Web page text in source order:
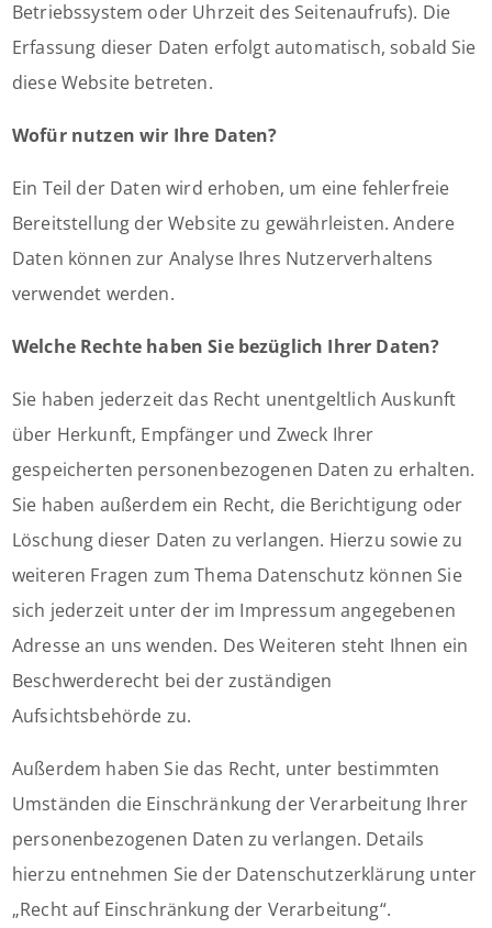
Betriebssystem oder Uhrzeit des Seitenaufrufs). Die
Erfassung dieser Daten erfolgt automatisch, sobald Sie
diese Website betreten.
Wofür nutzen wir Ihre Daten?
Ein Teil der Daten wird erhoben, um eine fehlerfreie
Bereitstellung der Website zu gewährleisten. Andere
Daten können zur Analyse Ihres Nutzerverhaltens
verwendet werden.
Welche Rechte haben Sie bezüglich Ihrer Daten?
Sie haben jederzeit das Recht unentgeltlich Auskunft
über Herkunft, Empfänger und Zweck Ihrer
gespeicherten personenbezogenen Daten zu erhalten.
Sie haben außerdem ein Recht, die Berichtigung oder
Löschung dieser Daten zu verlangen. Hierzu sowie zu
weiteren Fragen zum Thema Datenschutz können Sie
sich jederzeit unter der im Impressum angegebenen
Adresse an uns wenden. Des Weiteren steht Ihnen ein
Beschwerderecht bei der zuständigen
Aufsichtsbehörde zu.
Außerdem haben Sie das Recht, unter bestimmten
Umständen die Einschränkung der Verarbeitung Ihrer
personenbezogenen Daten zu verlangen. Details
hierzu entnehmen Sie der Datenschutzerklärung unter
„Recht auf Einschränkung der Verarbeitung“.